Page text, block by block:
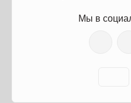
Мы в